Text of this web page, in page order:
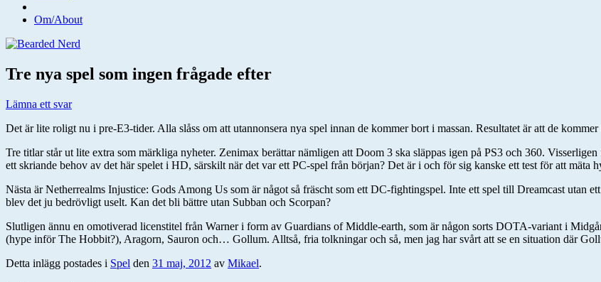
Om/About
Tre nya spel som ingen frågade efter
Lämna ett svar
Det är lite roligt nu i pre-E3-tider. Alla slåss om att utannonsera nya spel innan de kommer bort i massan. Resultatet är att de
Tre titlar står ut lite extra som märkliga nyheter. Zenimax berättar nämligen att Doom 3 ska släppas igen på PS3 och 360.
ett skriande behov av det här spelet i HD, särskilt när det var ett PC-spel från början? Det är i och för sig kanske ett test för att
Nästa är Netherrealms Injustice: Gods Among Us som är något så fräscht som ett DC-fightingspel. Inte ett spel till Dreamcast utan
blev det ju bedrövligt uselt. Kan det bli bättre utan Subban och Scorpan?
Slutligen ännu en omotiverad licenstitel från Warner i form av Guardians of Middle-earth, som är någon sorts DOTA-variant i
(hype inför The Hobbit?), Aragorn, Sauron och… Gollum. Alltså, fria tolkningar och så, men jag har svårt att se en situation där
Detta inlägg postades i Spel den 31 maj, 2012 av Mikael.